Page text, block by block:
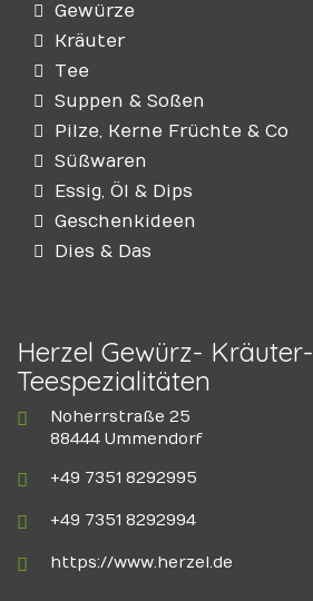
Gewürze
Kräuter
Tee
Suppen & Soßen
Pilze, Kerne Früchte & Co
Süßwaren
Essig, Öl & Dips
Geschenkideen
Dies & Das
Herzel Gewürz- Kräuter-
Teespezialitäten
Noherrstraße 25
88444 Ummendorf
+49 7351 8292995
+49 7351 8292994
https://www.herzel.de